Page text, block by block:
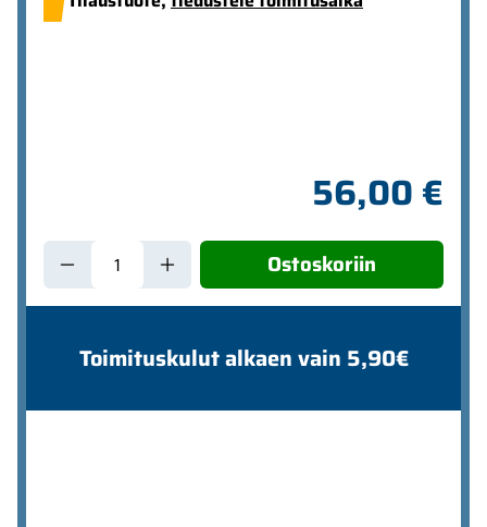
56,00 €
Ostoskoriin
Toimituskulut alkaen vain 5,90€